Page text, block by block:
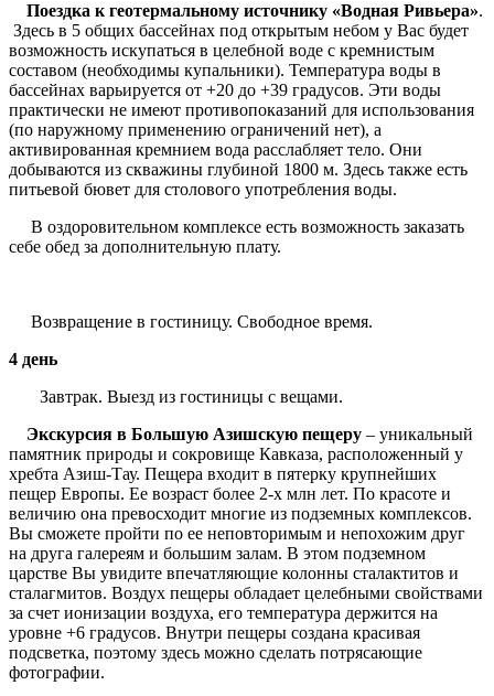
Поездка к геотермальному источнику «Водная Ривьера».
Здесь в 5 общих бассейнах под открытым небом у Вас будет
возможность искупаться в целебной воде с кремнистым
составом (необходимы купальники). Температура воды в
бассейнах варьируется от +20 до +39 градусов. Эти воды
практически не имеют противопоказаний для использования
(по наружному применению ограничений нет), а
активированная кремнием вода расслабляет тело. Они
добываются из скважины глубиной 1800 м. Здесь также есть
питьевой бювет для столового употребления воды.
В оздоровительном комплексе есть возможность заказать
себе обед за дополнительную плату.
Возвращение в гостиницу. Свободное время.
4 день
Завтрак. Выезд из гостиницы с вещами.
Экскурсия в Большую Азишскую пещеру – уникальный
памятник природы и сокровище Кавказа, расположенный у
хребта Азиш-Тау. Пещера входит в пятерку крупнейших
пещер Европы. Ее возраст более 2-х млн лет. По красоте и
величию она превосходит многие из подземных комплексов.
Вы сможете пройти по ее неповторимым и непохожим друг
на друга галереям и большим залам. В этом подземном
царстве Вы увидите впечатляющие колонны сталактитов и
сталагмитов. Воздух пещеры обладает целебными свойствами
за счет ионизации воздуха, его температура держится на
уровне +6 градусов. Внутри пещеры создана красивая
подсветка, поэтому здесь можно сделать потрясающие
фотографии.